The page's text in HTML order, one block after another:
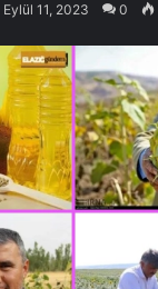
Eylül 11, 2023 0